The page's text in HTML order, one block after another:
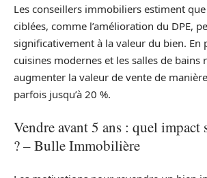
Les conseillers immobiliers estiment
ciblées, comme l’amélioration du DPE,
significativement à la valeur du bien. En
cuisines modernes et les salles de bains
augmenter la valeur de vente de
parfois jusqu’à 20 %.
Vendre avant 5 ans : quel impact
? – Bulle Immobilière